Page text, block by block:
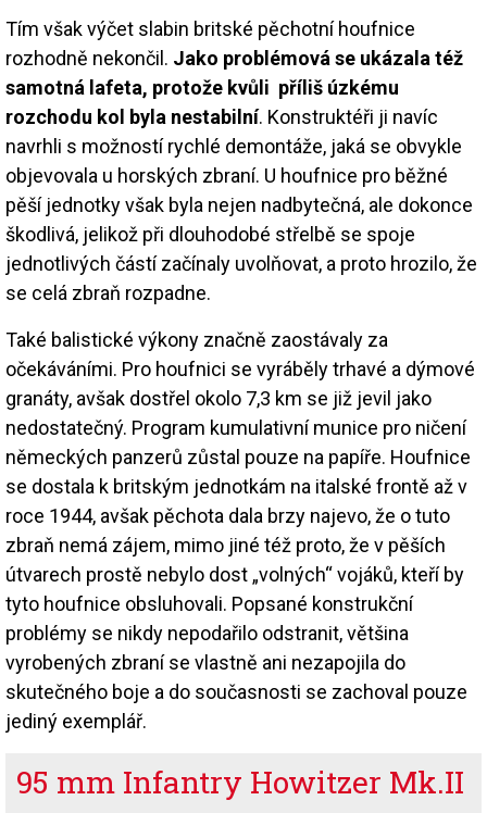
Tím však výčet slabin britské pěchotní houfnice
rozhodně nekončil. Jako problémová se ukázala též
samotná lafeta, protože kvůli příliš úzkému
rozchodu kol byla nestabilní. Konstruktéři ji navíc
navrhli s možností rychlé demontáže, jaká se obvykle
objevovala u horských zbraní. U houfnice pro běžné
pěší jednotky však byla nejen nadbytečná, ale dokonce
škodlivá, jelikož při dlouhodobé střelbě se spoje
jednotlivých částí začínaly uvolňovat, a proto hrozilo, že
se celá zbraň rozpadne.
Také balistické výkony značně zaostávaly za
očekáváními. Pro houfnici se vyráběly trhavé a dýmové
granáty, avšak dostřel okolo 7,3 km se již jevil jako
nedostatečný. Program kumulativní munice pro ničení
německých panzerů zůstal pouze na papíře. Houfnice
se dostala k britským jednotkám na italské frontě až v
roce 1944, avšak pěchota dala brzy najevo, že o tuto
zbraň nemá zájem, mimo jiné též proto, že v pěších
útvarech prostě nebylo dost „volných“ vojáků, kteří by
tyto houfnice obsluhovali. Popsané konstrukční
problémy se nikdy nepodařilo odstranit, většina
vyrobených zbraní se vlastně ani nezapojila do
skutečného boje a do současnosti se zachoval pouze
jediný exemplář.
95 mm Infantry Howitzer Mk.II